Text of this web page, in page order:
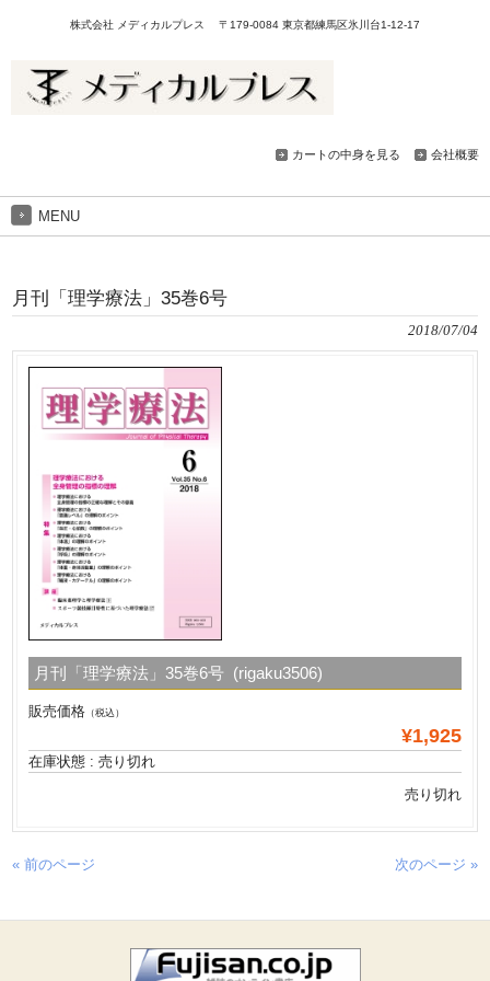
株式会社 メディカルプレス 〒179-0084 東京都練馬区氷川台1-12-17
カートの中身を見る 会社概要
MENU
月刊「理学療法」35巻6号
2018/07/04
月刊「理学療法」35巻6号 (rigaku3506)
販売価格 （税込）
¥1,925
在庫状態 : 売り切れ
売り切れ
« 前のページ 次のページ »